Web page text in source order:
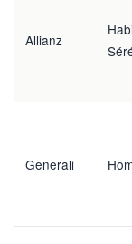
Allianz
Generali